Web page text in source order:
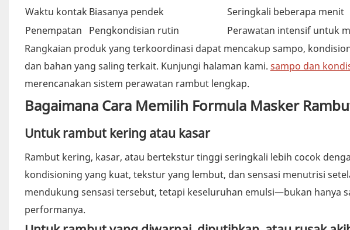
Waktu kontak Biasanya pendek
Seringkali beberapa menit
Penempatan
Pengkondisian rutin
Perawatan intensif untuk
Rangkaian produk yang terkoordinasi dapat mencakup sampo,
dan bahan yang saling terkait. Kunjungi halaman kami. sampo dan
merencanakan sistem perawatan rambut lengkap.
Bagaimana Cara Memilih Formula Masker
Untuk rambut kering atau kasar
Rambut kering, kasar, atau bertekstur tinggi seringkali lebih cocok
kondisioning yang kuat, tekstur yang lembut, dan sensasi menutrisi
mendukung sensasi tersebut, tetapi keseluruhan emulsi—bukan hanya
performanya.